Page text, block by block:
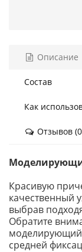
Описание
Состав
Как
Отзывов
Красивую
качественный
выбрав
Обратите
моделирующий
средней